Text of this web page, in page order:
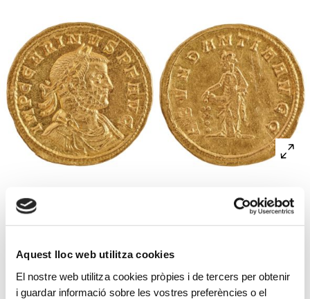
Aquest lloc web utilitza cookies
El nostre web utilitza cookies pròpies i de tercers per obtenir
i guardar informació sobre les vostres preferències o el
A l’anvers, bust drapejat de Carí llorejat i amb cuirassa
envoltat per la llegenda IMP(erator) C(aesar) CARINVS
personificació de la deessa Abundància, dempeus,
deixant caure a terra els fruits de la seva cornucòpia. Al
voltant de la figura, la llegenda ABVNDANTIA